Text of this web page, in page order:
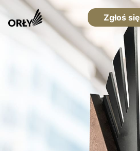
Zgłoś się